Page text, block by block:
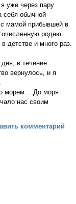
уже через пару
себя обычной
мамой прибывшей в
родню.
детстве и много раз.
в течение
вернулось, и я
морем… До моря
нас своим
комментарий